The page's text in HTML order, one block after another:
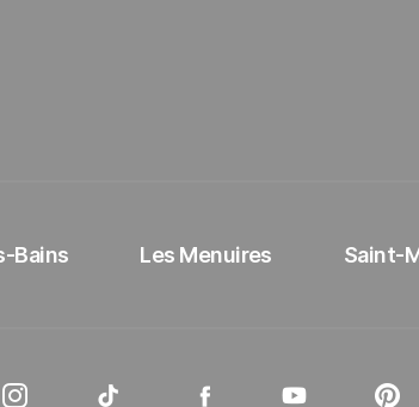
Bains Les Menuires Saint-
Instagram Les 3 Vallées
Tiktok Les 3 ValléesFacebook Les 3 Vallées
Youtube Les